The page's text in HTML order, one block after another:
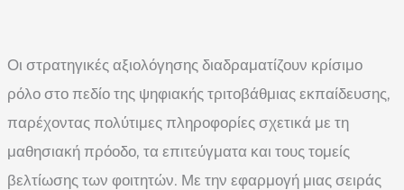
Οι στρατηγικές αξιολόγησης διαδραματίζουν κρίσιμο
ρόλο στο πεδίο της ψηφιακής τριτοβάθμιας εκπαίδευσης,
παρέχοντας πολύτιμες πληροφορίες σχετικά με τη
μαθησιακή πρόοδο, τα επιτεύγματα και τους τομείς
βελτίωσης των φοιτητών. Με την εφαρμογή μιας σειράς